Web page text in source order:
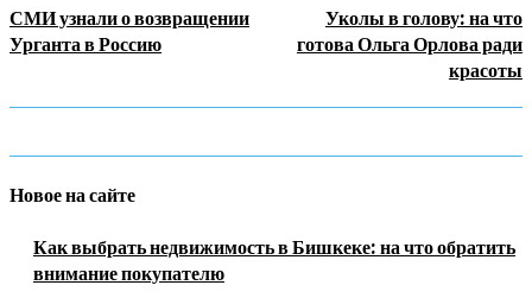
СМИ узнали о возвращении
Урганта в Россию
Уколы в голову: на что
готова Ольга Орлова ради
красоты
Новое на сайте
Как выбрать недвижимость в Бишкеке: на что обратить
внимание покупателю